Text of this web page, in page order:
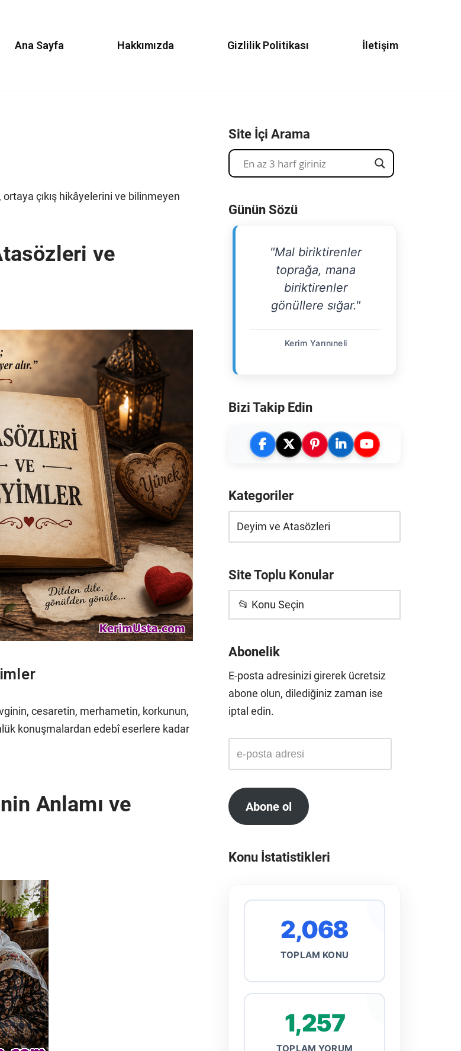
Ana Sayfa Hakkımızda Gizlilik Politikası İletişim
çıkış hikâyelerini ve bilinmeyen
ve
cesaretin, merhametin, korkunun,
konuşmalardan edebî eserlere kadar
Anlamı ve
Site İçi Arama
Günün Sözü
"Mal biriktirenler
toprağa, mana
biriktirenler
gönüllere sığar."
Kerim Yarınıneli
Bizi Takip Edin
Kategoriler
Site Toplu Konular
📂 Konu Seçin
Abonelik
E-posta adresinizi girerek ücretsiz
abone olun, dilediğiniz zaman ise
iptal edin.
Abone ol
Konu İstatistikleri
2,068
TOPLAM KONU
1,257
TOPLAM YORUM